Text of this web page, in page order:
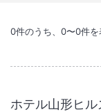
0件のうち、 0〜0件を
ホテル山形ヒ